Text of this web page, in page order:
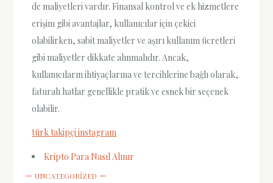
de maliyetleri vardır. Finansal kontrol ve ek hizmetlere
erişim gibi avantajlar, kullanıcılar için çekici
olabilirken, sabit maliyetler ve aşırı kullanım ücretleri
gibi maliyetler dikkate alınmalıdır. Ancak,
kullanıcıların ihtiyaçlarına ve tercihlerine bağlı olarak,
faturalı hatlar genellikle pratik ve esnek bir seçenek
olabilir.
türk takipçi instagram
Kripto Para Nasıl Alınır
UNCATEGORIZED